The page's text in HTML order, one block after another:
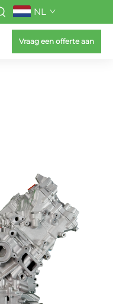
NL
Vraag een offerte aan